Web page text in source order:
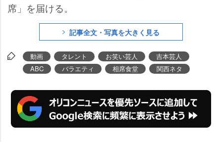
席」を届ける。
記事全文・写真を大きく見る
動画 タレント お笑い芸人
吉本芸人
ABC
バラエティ 相席食堂 関西ネタ